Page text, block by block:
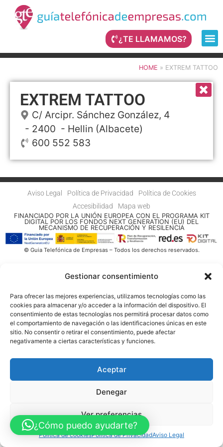
Gestionar consentimiento
Para ofrecer las mejores experiencias, utilizamos tecnologías como las
cookies para almacenar y/o acceder a la información del dispositivo. El
consentimiento de estas tecnologías nos permitirá procesar datos como
el comportamiento de navegación o las identificaciones únicas en este
sitio. No consentir o retirar el consentimiento, puede afectar
negativamente a ciertas características y funciones.
Aceptar
Denegar
Ver preferencias
Política de cookiesPolítica de PrivacidadAviso Legal
¿TE LLAMAMOS?
HOME » EXTREM TATTOO
EXTREM TATTOO
C/ Arcipr. Sánchez González, 4
- 2400 - Hellin (Albacete)
600 552 583
Aviso Legal Política de Privacidad
Política de Cookies
Accesibilidad
Mapa web
FINANCIADO POR LA UNIÓN EUROPEA CON EL PROGRAMA KIT
DIGITAL POR LOS FONDOS NEXT GENERATION (EU) DEL
MECANISMO DE RECUPERACIÓN Y RESILENCIA
© Guia Telefónica de Empresas – Todos los derechos reservados.
¿Cómo puedo ayudarte?